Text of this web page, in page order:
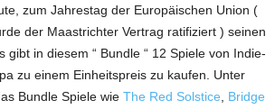
zum Jahrestag der Europäischen Union (
der Maastrichter Vertrag ratifiziert ) seinen
gibt in diesem “ Bundle “ 12 Spiele von Indie-
zu einem Einheitspreis zu kaufen. Unter
Bundle Spiele wie The Red Solstice
Bridge